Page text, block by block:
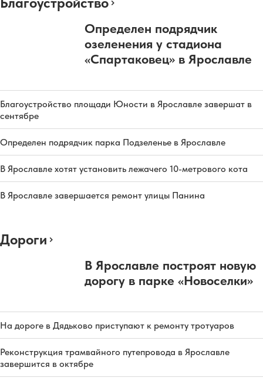
Определен подрядчик
озеленения у стадиона
«Спартаковец» в Ярославле
Благоустройство площади Юности в Ярославле завершат в
сентябре
Определен подрядчик парка Подзеленье в Ярославле
В Ярославле хотят установить лежачего 10-метрового кота
В Ярославле завершается ремонт улицы Панина
Дороги
В Ярославле построят новую
дорогу в парке «Новоселки»
На дороге в Дядьково приступают к ремонту тротуаров
Реконструкция трамвайного путепровода в Ярославле
завершится в октябре